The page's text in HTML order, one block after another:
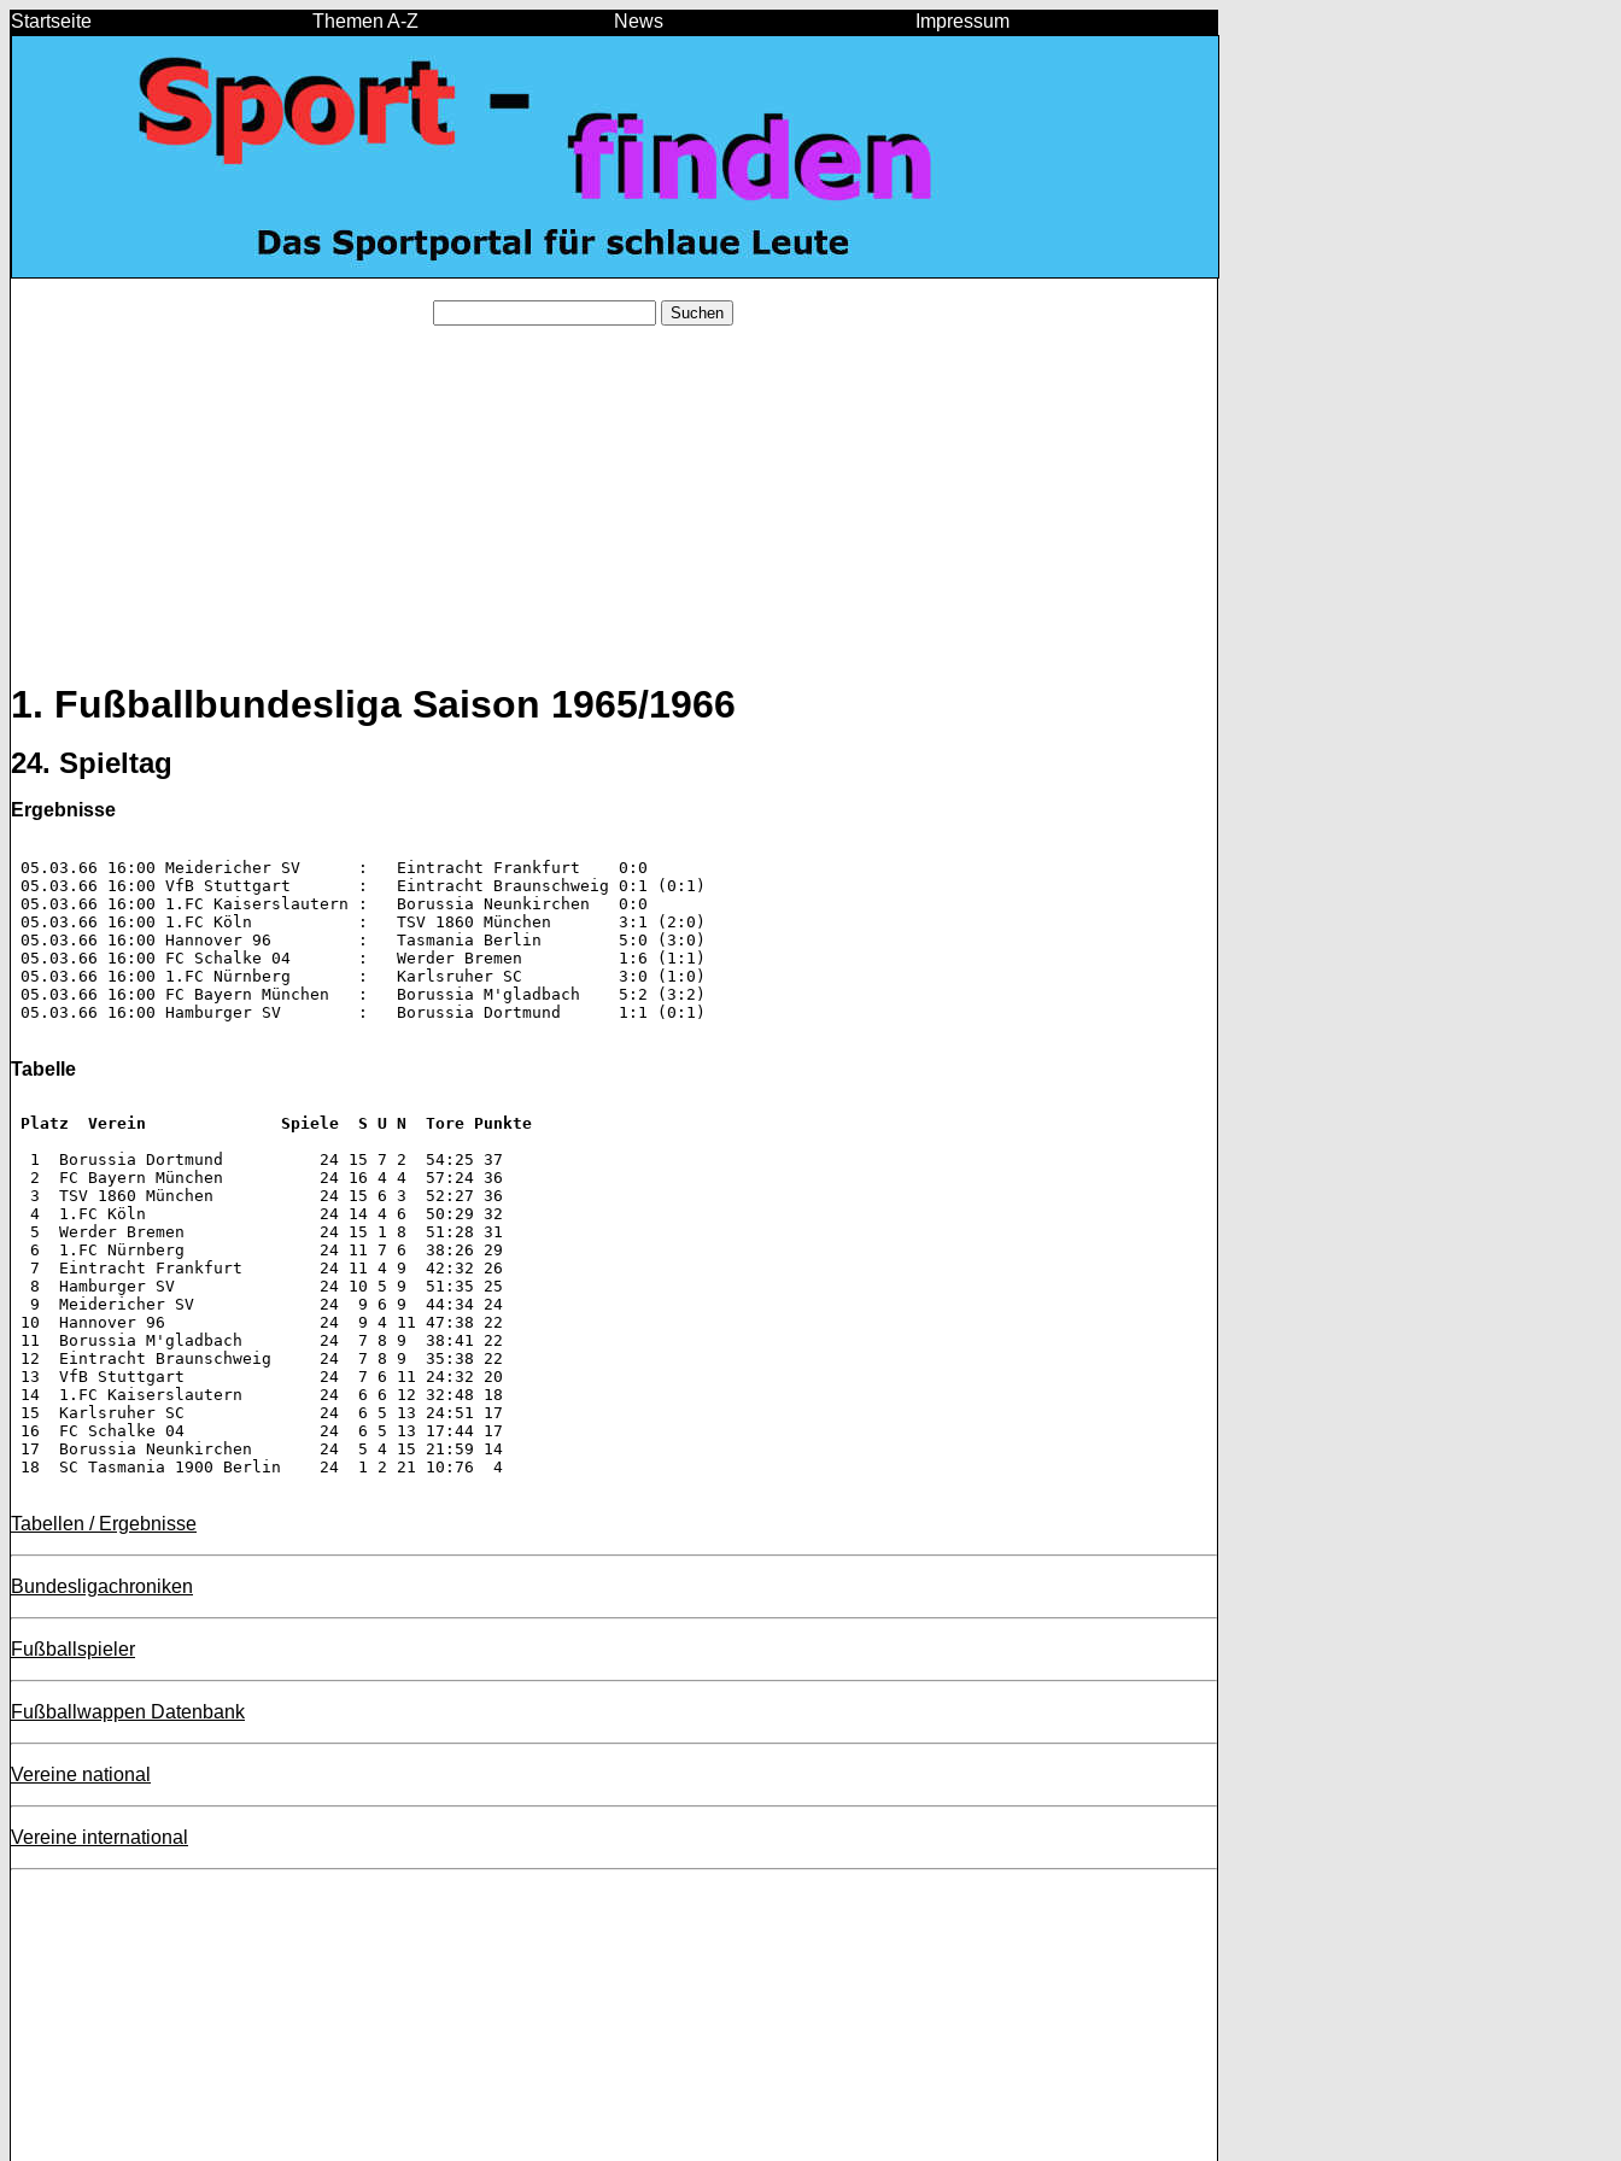
Startseite Themen A-Z News Impressum
Suchen
1. Fußballbundesliga Saison 1965/1966
24. Spieltag
Ergebnisse
05.03.66 16:00 Meidericher SV      :   Eintracht Frankfurt    0:0
05.03.66 16:00 VfB Stuttgart       :   Eintracht Braunschweig 0:1 (0:1)
05.03.66 16:00 1.FC Kaiserslautern :   Borussia Neunkirchen   0:0
05.03.66 16:00 1.FC Köln           :   TSV 1860 München       3:1 (2:0)
05.03.66 16:00 Hannover 96         :   Tasmania Berlin        5:0 (3:0)
05.03.66 16:00 FC Schalke 04       :   Werder Bremen          1:6 (1:1)
05.03.66 16:00 1.FC Nürnberg       :   Karlsruher SC          3:0 (1:0)
05.03.66 16:00 FC Bayern München   :   Borussia M'gladbach    5:2 (3:2)
05.03.66 16:00 Hamburger SV        :   Borussia Dortmund      1:1 (0:1)
Tabelle
Platz  Verein 		    Spiele  S U N  Tore Punkte
  1  Borussia Dortmund 		24 15 7 2  54:25 37
  2  FC Bayern München 		24 16 4 4  57:24 36
  3  TSV 1860 München 		24 15 6 3  52:27 36
  4  1.FC Köln 			24 14 4 6  50:29 32
  5  Werder Bremen 		24 15 1 8  51:28 31
  6  1.FC Nürnberg 		24 11 7 6  38:26 29
  7  Eintracht Frankfurt 	24 11 4 9  42:32 26
  8  Hamburger SV 		24 10 5 9  51:35 25
  9  Meidericher SV 		24  9 6 9  44:34 24
10  Hannover 96 		24  9 4 11 47:38 22
11  Borussia M'gladbach 	24  7 8 9  38:41 22
12  Eintracht Braunschweig 	24  7 8 9  35:38 22
13  VfB Stuttgart 		24  7 6 11 24:32 20
14  1.FC Kaiserslautern 	24  6 6 12 32:48 18
15  Karlsruher SC 		24  6 5 13 24:51 17
16  FC Schalke 04 		24  6 5 13 17:44 17
17  Borussia Neunkirchen 	24  5 4 15 21:59 14
18  SC Tasmania 1900 Berlin 	24  1 2 21 10:76  4
Tabellen / Ergebnisse
Bundesligachroniken
Fußballspieler
Fußballwappen Datenbank
Vereine national
Vereine international